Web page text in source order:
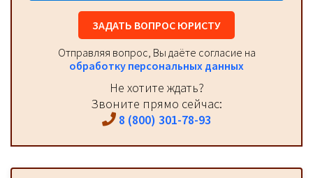
ЗАДАТЬ ВОПРОС ЮРИСТУ
Отправляя вопрос, Вы даёте согласие на
обработку персональных данных
Не хотите ждать?
Звоните прямо сейчас:
8 (800) 301-78-93